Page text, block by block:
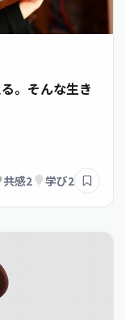
。そんな生き
共感2 学び2